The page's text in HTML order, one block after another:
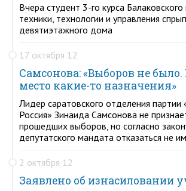
Вчера студент 3-го курса Балаковского
техники, технологии и управления
девятиэтажного дома
17 октября 12
Самсонова: «Выборов не
место какие-то назначения»
Лидер саратовского отделения партии
Россия» Зинаида Самсонова не
прошедших выборов, но согласно
депутатского мандата отказаться не
2 октября 12
Заявлено об изнасиловании